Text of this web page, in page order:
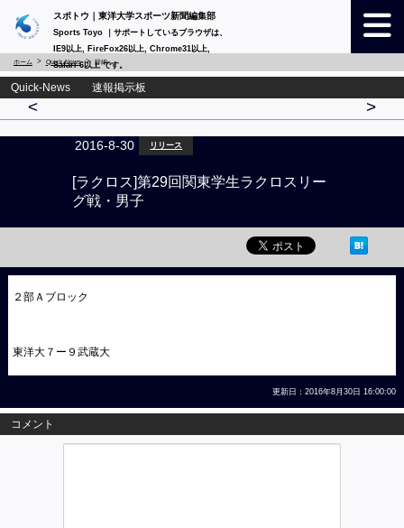
スポトウ｜東洋大学スポーツ新聞編集部
Sports Toyo ｜サポートしているブラウザは、
IE9以上, FireFox26以上, Chrome31以上,
Safari 6以上 です。
ホーム Quick-News 詳細
Quick-News 速報掲示板
< >
2016-8-30 リリース
[ラクロス]第29回関東学生ラクロスリー
グ戦・男子
２部Ａブロック
東洋大７ー９武蔵大
更新日：2016年8月30日 16:00:00
コメント